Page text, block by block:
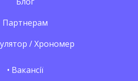
Партнерам
/ Хрономер
• Вакансії